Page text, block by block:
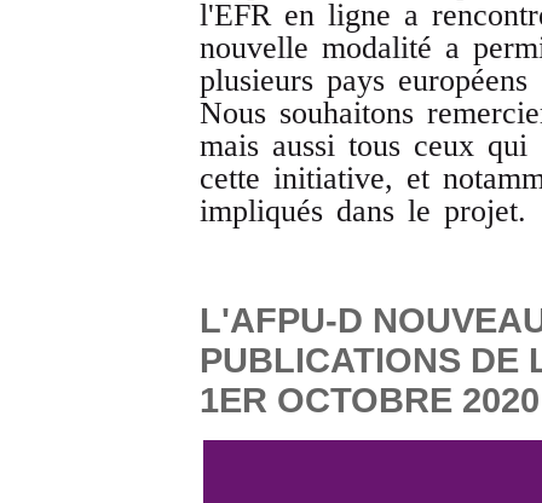
l'EFR en ligne a
nouvelle modalité a
plusieurs pays
Nous souhaitons
mais aussi tous ceux
cette initiative, et
impliqués dans le projet.
L'AFPU-D
PUBLICATIONS DE
1ER OCTOBRE 2020